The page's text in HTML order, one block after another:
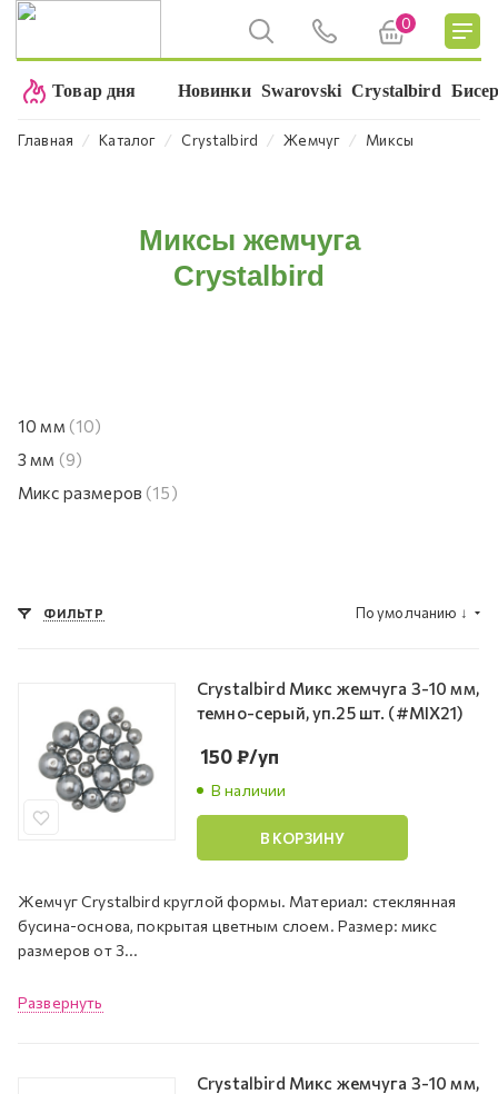
0
Товар дня Новинки Swarovski Crystalbird
Главная ⁄ Каталог ⁄ Crystalbird ⁄ Жемчуг ⁄ Миксы
Миксы жемчуга
Crystalbird
10 мм (10)
3 мм (9)
Микс размеров (15)
ФИЛЬТР По умолчанию ↓
Crystalbird Микс жемчуга 3-10 мм,
темно-серый, уп.25 шт. (#MIX21)
В наличии
150₽/уп
В КОРЗИНУ
Жемчуг Crystalbird круглой формы. Материал: стеклянная
бусина-основа, покрытая цветным слоем. Размер: микс
размеров от 3...
Развернуть
Crystalbird Микс жемчуга 3-10 мм,